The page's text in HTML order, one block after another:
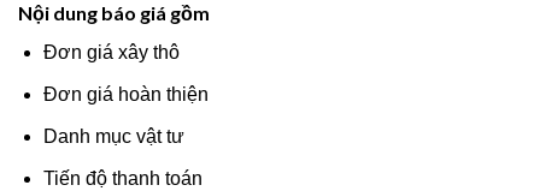
Nội dung báo giá gồm
Đơn giá xây thô
Đơn giá hoàn thiện
Danh mục vật tư
Tiến độ thanh toán